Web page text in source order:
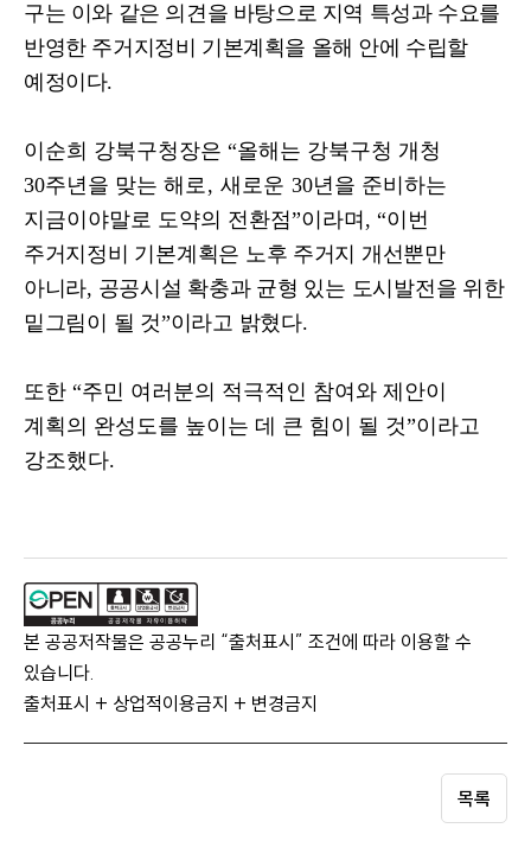
구는 이와 같은 의견을 바탕으로 지역 특성과 수요를
반영한 주거지정비 기본계획을 올해 안에 수립할
예정이다.
이순희 강북구청장은 “올해는 강북구청 개청
30주년을 맞는 해로, 새로운30년을 준비하는
지금이야말로 도약의 전환점”이라며 , “이번
주거지정비 기본계획은 노후 주거지 개선뿐만
아니라, 공공시설 확충과 균형 있는 도시발전을 위한
밑그림이 될 것”이라고 밝혔다.
또한 “주민 여러분의 적극적인 참여와 제안이
계획의 완성도를 높이는 데 큰 힘이 될 것”이라고
강조했다.
본 공공저작물은 공공누리 “출처표시” 조건에 따라 이용할 수
있습니다.
출처표시 + 상업적이용금지 + 변경금지
목록